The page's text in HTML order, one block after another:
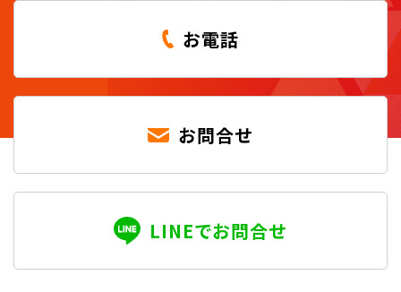
お電話
お問合せ
LINEでお問合せ